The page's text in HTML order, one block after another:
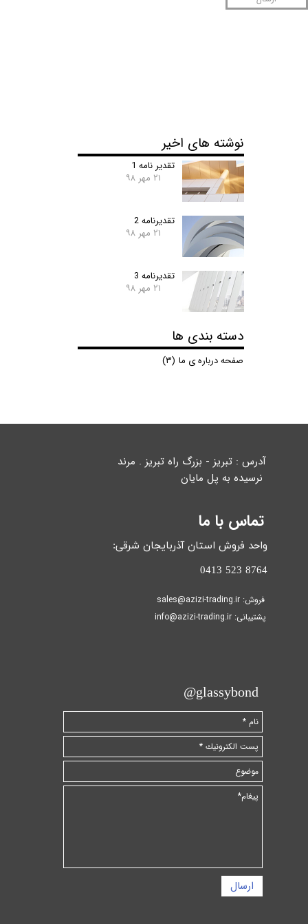
نوشته های اخیر
تقدیر نامه 1
۲۱ مهر ۹۸
تقدیرنامه 2
۲۱ مهر ۹۸
تقدیرنامه 3
۲۱ مهر ۹۸
دسته بندی ها
صفحه درباره ی ما (۳)
تماس با ما
آدرس : تبریز - بزرگ راه تبریز . مرند
نرسیده به پل مایان
پشتیبانی: info@azizi-trading.ir​​​​​​​
فروش: sales@azizi-trading.ir
ارسال
​glassybond@
واحد فروش استان آذربایجان شرقی:
​​​​​​​8764 523 0413